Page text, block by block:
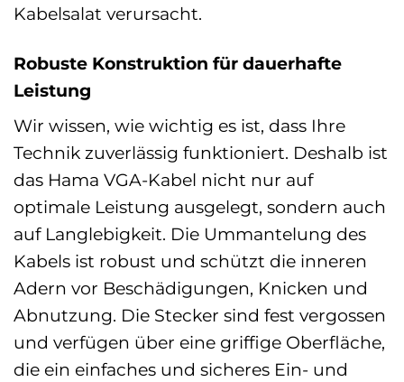
Kabelsalat verursacht.
Robuste Konstruktion für dauerhafte
Leistung
Wir wissen, wie wichtig es ist, dass Ihre
Technik zuverlässig funktioniert. Deshalb ist
das Hama VGA-Kabel nicht nur auf
optimale Leistung ausgelegt, sondern auch
auf Langlebigkeit. Die Ummantelung des
Kabels ist robust und schützt die inneren
Adern vor Beschädigungen, Knicken und
Abnutzung. Die Stecker sind fest vergossen
und verfügen über eine griffige Oberfläche,
die ein einfaches und sicheres Ein- und